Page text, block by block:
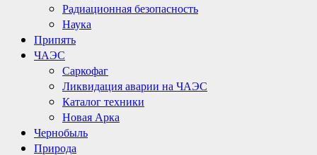
Радиационная безопасность
Наука
Припять
ЧАЭС
Саркофаг
Ликвидация аварии на ЧАЭС
Каталог техники
Новая Арка
Чернобыль
Природа